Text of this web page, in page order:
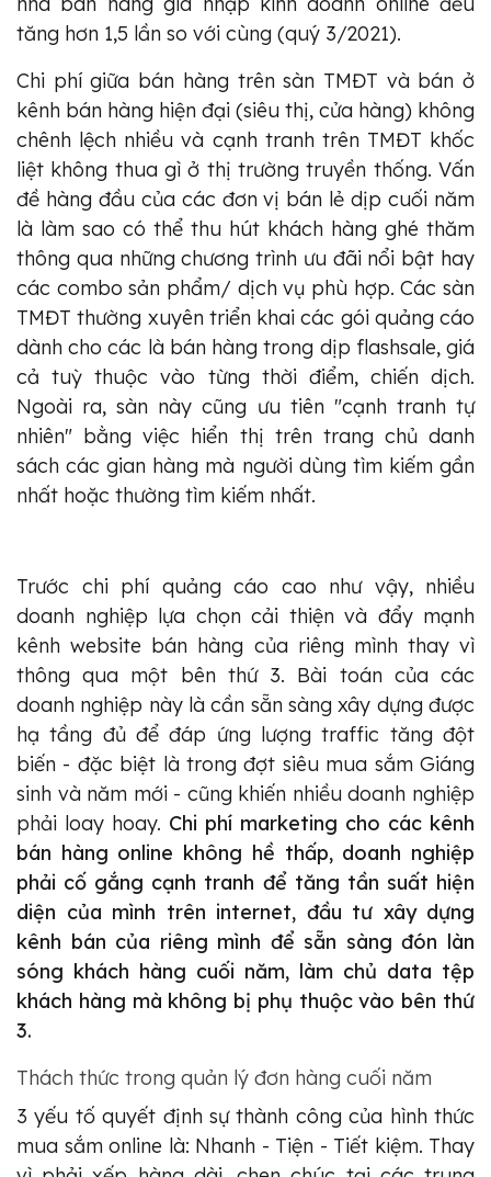
tăng hơn 1,5 lần so với cùng (quý 3/2021).
Chi phí giữa bán hàng trên sàn TMĐT và bán ở
kênh bán hàng hiện đại (siêu thị, cửa hàng) không
chênh lệch nhiều và cạnh tranh trên TMĐT khốc
liệt không thua gì ở thị trường truyền thống. Vấn
đề hàng đầu của các đơn vị bán lẻ dịp cuối năm
là làm sao có thể thu hút khách hàng ghé thăm
thông qua những chương trình ưu đãi nổi bật hay
các combo sản phẩm/ dịch vụ phù hợp. Các sàn
TMĐT thường xuyên triển khai các gói quảng cáo
dành cho các là bán hàng trong dịp flashsale, giá
cả tuỳ thuộc vào từng thời điểm, chiến dịch.
Ngoài ra, sàn này cũng ưu tiên "cạnh tranh tự
nhiên" bằng việc hiển thị trên trang chủ danh
sách các gian hàng mà người dùng tìm kiếm gần
nhất hoặc thường tìm kiếm nhất.
Trước chi phí quảng cáo cao như vậy, nhiều
doanh nghiệp lựa chọn cải thiện và đẩy mạnh
kênh website bán hàng của riêng mình thay vì
thông qua một bên thứ 3. Bài toán của các
doanh nghiệp này là cần sẵn sàng xây dựng được
hạ tầng đủ để đáp ứng lượng traffic tăng đột
biến - đặc biệt là trong đợt siêu mua sắm Giáng
sinh và năm mới - cũng khiến nhiều doanh nghiệp
phải loay hoay. Chi phí marketing cho các kênh
bán hàng online không hề thấp, doanh nghiệp
phải cố gắng cạnh tranh để tăng tần suất hiện
diện của mình trên internet, đầu tư xây dựng
kênh bán của riêng mình để sẵn sàng đón làn
sóng khách hàng cuối năm, làm chủ data tệp
khách hàng mà không bị phụ thuộc vào bên thứ
3.
Thách thức trong quản lý đơn hàng cuối năm
3 yếu tố quyết định sự thành công của hình thức
mua sắm online là: Nhanh - Tiện - Tiết kiệm. Thay